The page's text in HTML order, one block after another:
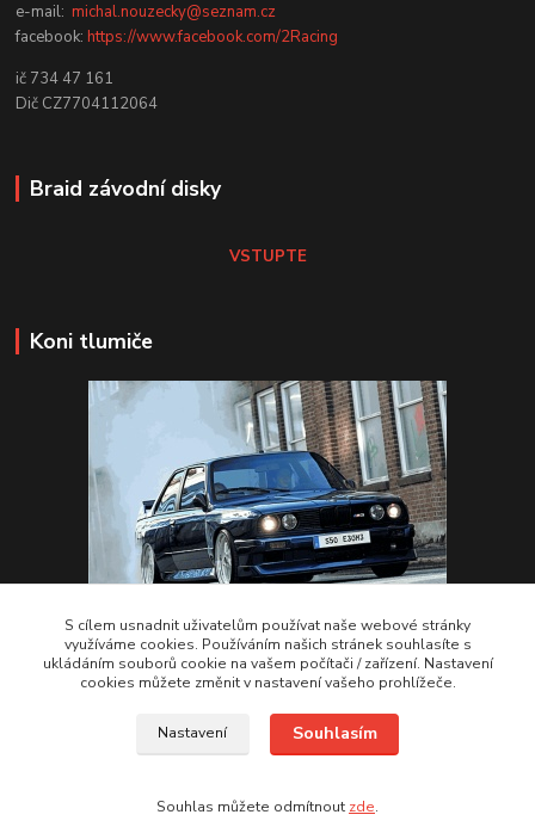
e-mail:michal.nouzecky@seznam.cz
facebook:https://www.facebook.com/2Racing
ič 734 47 161
Dič CZ7704112064
Braid závodní disky
VSTUPTE
Koni tlumiče
VSTUPTE Koni tlumiče
by 2Racing.cz 2012-2026
S cílem usnadnit uživatelům používat naše webové stránky
využíváme cookies. Používáním našich stránek souhlasíte s
ukládáním souborů cookie na vašem počítači / zařízení. Nastavení
cookies můžete změnit v nastavení vašeho prohlížeče.
Nastavení Souhlasím
Souhlas můžete odmítnout zde.